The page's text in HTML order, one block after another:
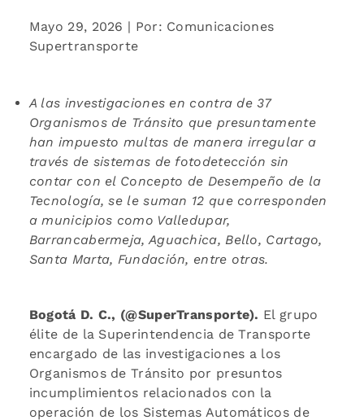
Mayo 29, 2026 | Por: Comunicaciones
Supertransporte
A las investigaciones en contra de 37
Organismos de Tránsito que presuntamente
han impuesto multas de manera irregular a
través de sistemas de fotodetección sin
contar con el Concepto de Desempeño de la
Tecnología, se le suman 12 que corresponden
a municipios como Valledupar,
Barrancabermeja, Aguachica, Bello, Cartago,
Santa Marta, Fundación, entre otras.
Bogotá D. C., (@SuperTransporte). El grupo
élite de la Superintendencia de Transporte
encargado de las investigaciones a los
Organismos de Tránsito por presuntos
incumplimientos relacionados con la
operación de los Sistemas Automáticos de